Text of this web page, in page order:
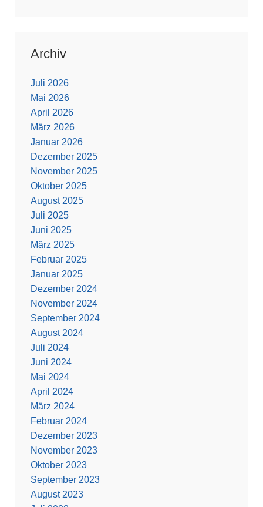
Archiv
Juli 2026
Mai 2026
April 2026
März 2026
Januar 2026
Dezember 2025
November 2025
Oktober 2025
August 2025
Juli 2025
Juni 2025
März 2025
Februar 2025
Januar 2025
Dezember 2024
November 2024
September 2024
August 2024
Juli 2024
Juni 2024
Mai 2024
April 2024
März 2024
Februar 2024
Dezember 2023
November 2023
Oktober 2023
September 2023
August 2023